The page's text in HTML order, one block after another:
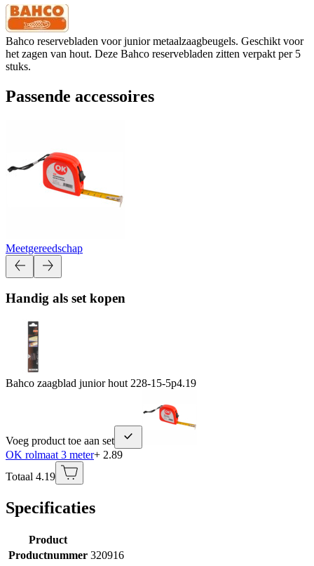
Bahco reservebladen voor junior metaalzaagbeugels. Geschikt voor
het zagen van hout. Deze Bahco reservebladen zitten verpakt per 5
stuks.
Passende accessoires
Meetgereedschap
Handig als set kopen
Bahco zaagblad junior hout 228-15-5p4.19
Voeg product toe aan set
OK rolmaat 3 meter+ 2.89
Totaal 4.19
Specificaties
Product
Productnummer 320916